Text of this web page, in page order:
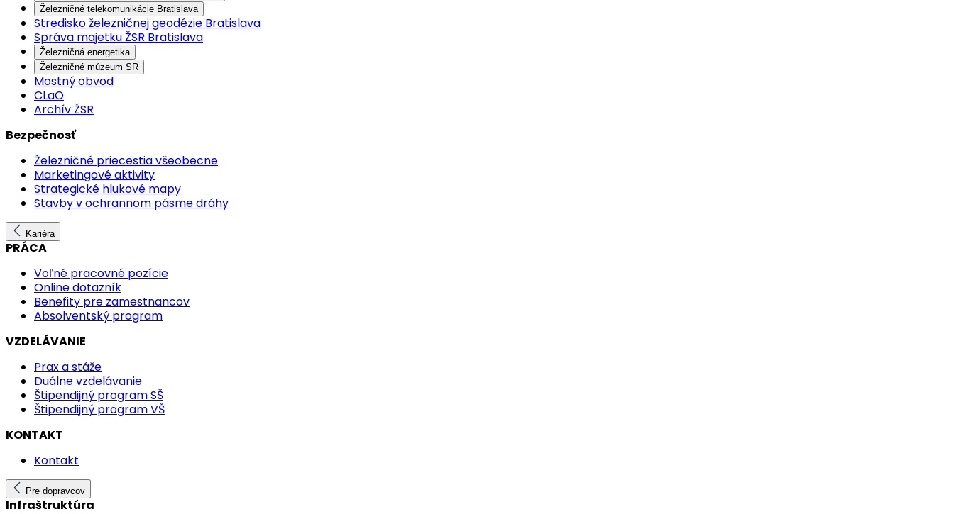
Železničné telekomunikácie Bratislava
Stredisko železničnej geodézie Bratislava
Správa majetku ŽSR Bratislava
Železničná energetika
Železničné múzeum SR
Mostný obvod
CLaO
Archív ŽSR
Bezpečnosť
Železničné priecestia všeobecne
Marketingové aktivity
Strategické hlukové mapy
Stavby v ochrannom pásme dráhy
Kariéra
PRÁCA
Voľné pracovné pozície
Online dotazník
Benefity pre zamestnancov
Absolventský program
VZDELÁVANIE
Prax a stáže
Duálne vzdelávanie
Štipendijný program SŠ
Štipendijný program VŠ
KONTAKT
Kontakt
Pre dopravcov
Infraštruktúra